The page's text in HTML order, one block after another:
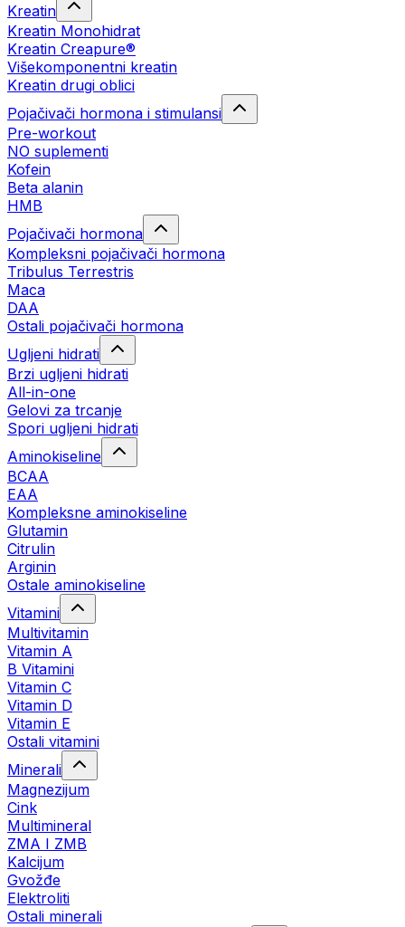
Kreatin
Kreatin Monohidrat
Kreatin Creapure®
Višekomponentni kreatin
Kreatin drugi oblici
Pojačivači hormona i stimulansi
Pre-workout
NO suplementi
Kofein
Beta alanin
HMB
Pojačivači hormona
Kompleksni pojačivači hormona
Tribulus Terrestris
Maca
DAA
Ostali pojačivači hormona
Ugljeni hidrati
Brzi ugljeni hidrati
All-in-one
Gelovi za trcanje
Spori ugljeni hidrati
Aminokiseline
BCAA
ЕАА
Kompleksne aminokiseline
Glutamin
Citrulin
Arginin
Ostale aminokiseline
Vitamini
Multivitamin
Vitamin A
B Vitamini
Vitamin C
Vitamin D
Vitamin E
Ostali vitamini
Minerali
Magnezijum
Cink
Multimineral
ZMA I ZMB
Kalcijum
Gvožđe
Elektroliti
Ostali minerali